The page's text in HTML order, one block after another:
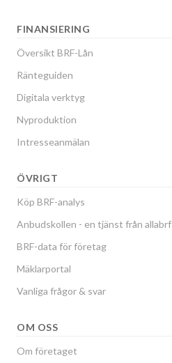
FINANSIERING
Översikt BRF-Lån
Ränteguiden
Digitala verktyg
Nyproduktion
Intresseanmälan
ÖVRIGT
Köp BRF-analys
Anbudskollen - en tjänst från allabrf
BRF-data för företag
Mäklarportal
Vanliga frågor & svar
OM OSS
Om företaget